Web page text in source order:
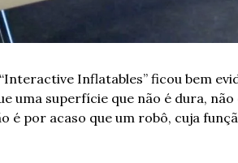
Inflatables” ficou bem
uma superfície que não é dura,
é por acaso que um robô, cuja